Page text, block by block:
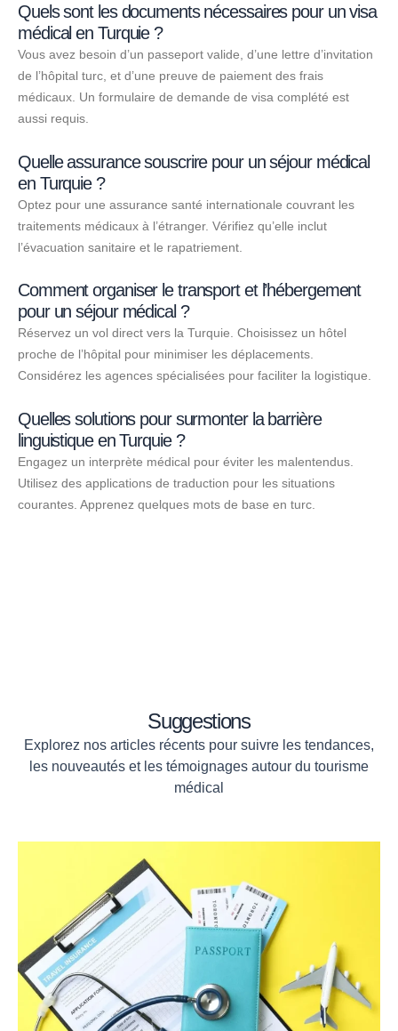
Quels sont les documents nécessaires pour un visa
médical en Turquie ?
Vous avez besoin d’un passeport valide, d’une lettre d’invitation
de l’hôpital turc, et d’une preuve de paiement des frais
médicaux. Un formulaire de demande de visa complété est
aussi requis.
Quelle assurance souscrire pour un séjour médical
en Turquie ?
Optez pour une assurance santé internationale couvrant les
traitements médicaux à l’étranger. Vérifiez qu’elle inclut
l’évacuation sanitaire et le rapatriement.
Comment organiser le transport et l’hébergement
pour un séjour médical ?
Réservez un vol direct vers la Turquie. Choisissez un hôtel
proche de l’hôpital pour minimiser les déplacements.
Considérez les agences spécialisées pour faciliter la logistique.
Quelles solutions pour surmonter la barrière
linguistique en Turquie ?
Engagez un interprète médical pour éviter les malentendus.
Utilisez des applications de traduction pour les situations
courantes. Apprenez quelques mots de base en turc.
Suggestions
Explorez nos articles récents pour suivre les tendances,
les nouveautés et les témoignages autour du tourisme
médical